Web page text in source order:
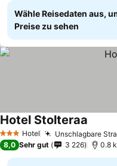
Wähle Reisedaten aus,
Preise zu sehen
3 SterneHotel Unschlagbare
Hotel Stolteraa
8,0 Sehr gut 3 226 0.8